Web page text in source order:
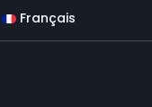
Français